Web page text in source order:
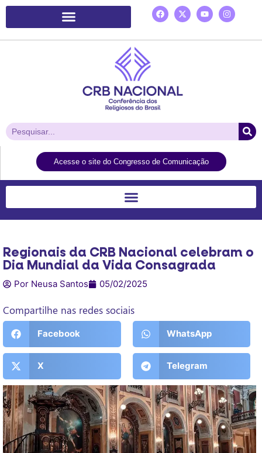
Acesse o site do Congresso de Comunicação
Regionais da CRB Nacional celebram o
Dia Mundial da Vida Consagrada
Por Neusa Santos 05/02/2025
Compartilhe nas redes sociais
Facebook WhatsApp
X Telegram